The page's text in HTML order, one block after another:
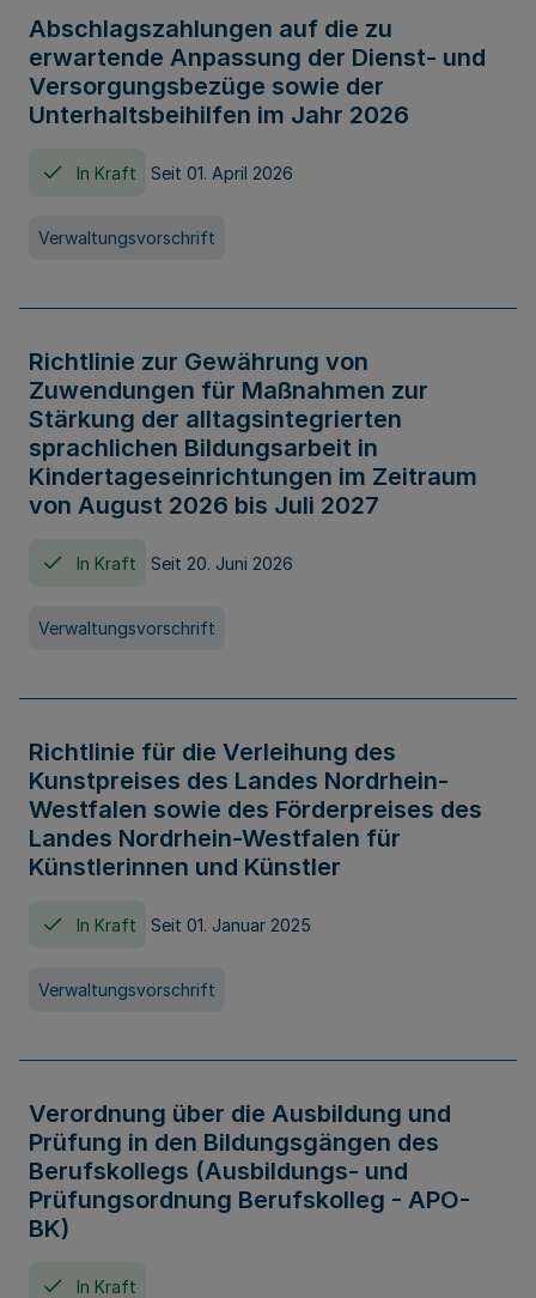
Abschlagszahlungen auf die zu
erwartende Anpassung der Dienst- und
Versorgungsbezüge sowie der
Unterhaltsbeihilfen im Jahr 2026
In Kraft Seit 01. April 2026
Verwaltungsvorschrift
Richtlinie zur Gewährung von
Zuwendungen für Maßnahmen zur
Stärkung der alltagsintegrierten
sprachlichen Bildungsarbeit in
Kindertageseinrichtungen im Zeitraum
von August 2026 bis Juli 2027
In Kraft Seit 20. Juni 2026
Verwaltungsvorschrift
Richtlinie für die Verleihung des
Kunstpreises des Landes Nordrhein-
Westfalen sowie des Förderpreises des
Landes Nordrhein-Westfalen für
Künstlerinnen und Künstler
In Kraft Seit 01. Januar 2025
Verwaltungsvorschrift
Verordnung über die Ausbildung und
Prüfung in den Bildungsgängen des
Berufskollegs (Ausbildungs- und
Prüfungsordnung Berufskolleg - APO-
BK)
In Kraft